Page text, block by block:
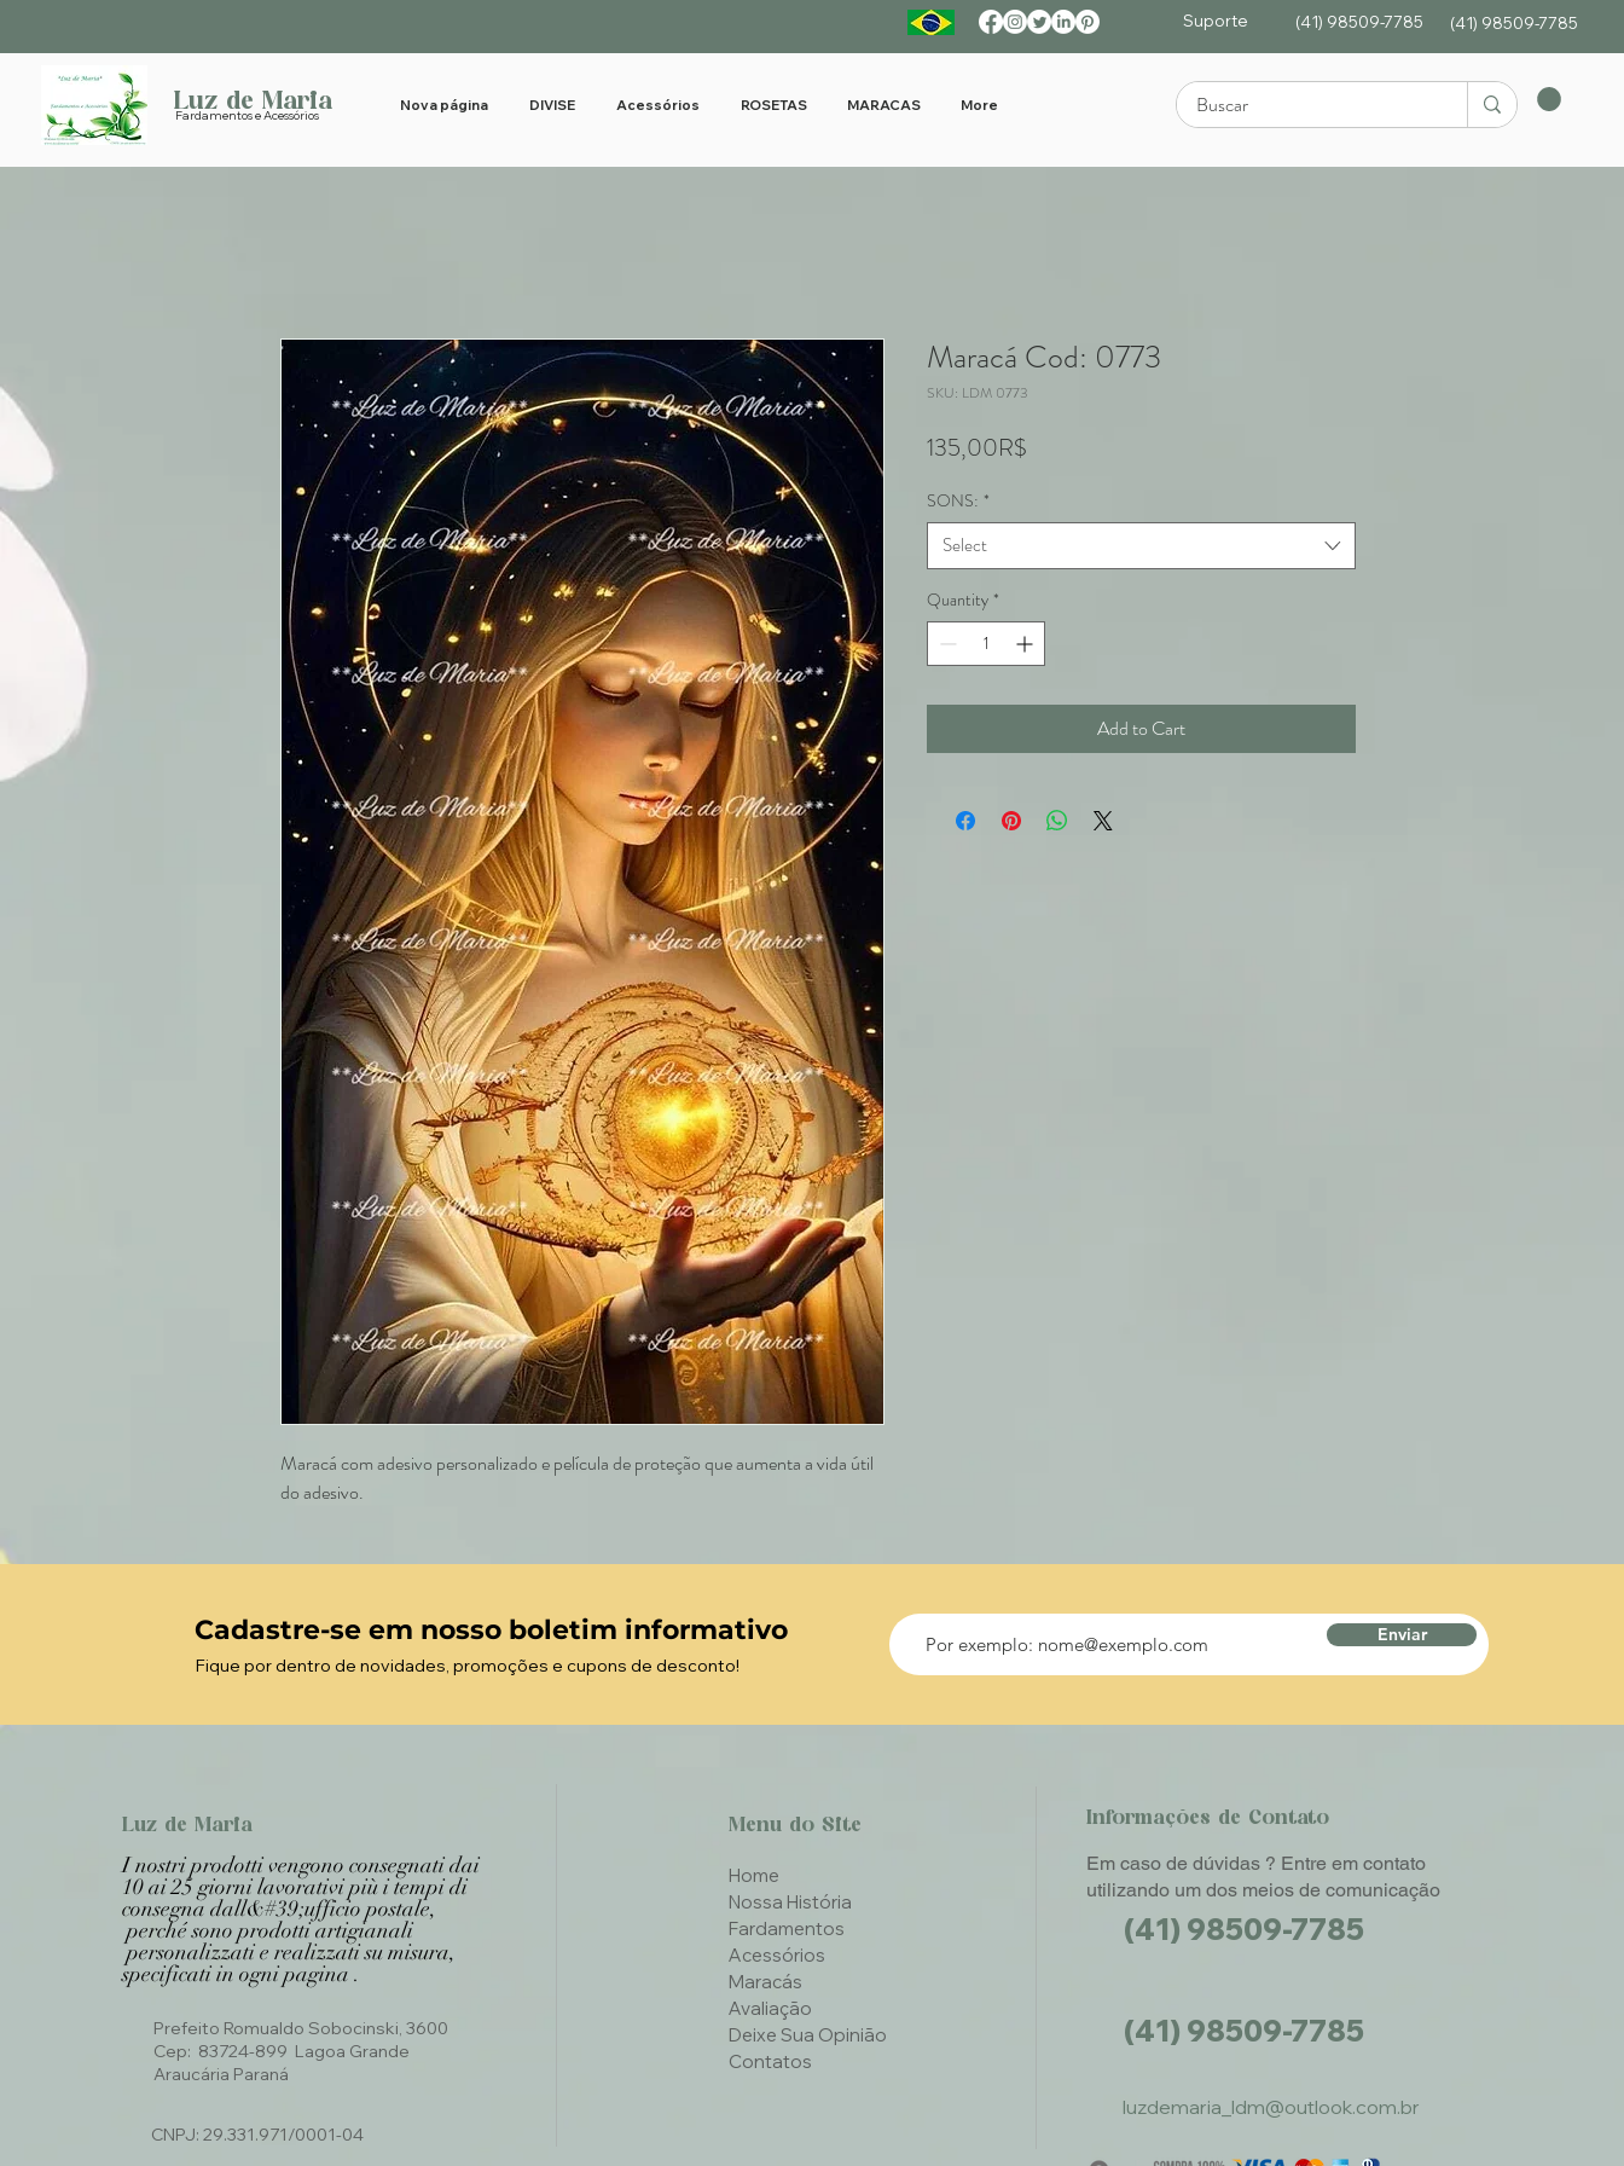
Suporte (41) 98509-7785 (41) 98509-7785
Luz de Maria
Fardamentos e Acessórios
Nova página DIVISE Acessórios ROSETAS MARACAS More
Maracá com adesivo personalizado e película de proteção que aumenta a vida útil
do adesivo.
Maracá Cod: 0773
SKU: LDM 0773
135,00R$
SONS: *
Select
Quantity *
Add to Cart
Cadastre-se em nosso boletim informativo
Fique por dentro de novidades, promoções e cupons de desconto!
Enviar
Luz de Maria
I nostri prodotti vengono consegnati dai
10 ai 25 giorni lavorativi più i tempi di
consegna dall&#39;ufficio postale,
perché sono prodotti artigianali
personalizzati e realizzati su misura,
specificati in ogni pagina .
Prefeito Romualdo Sobocinski, 3600
Cep: 83724-899 Lagoa Grande
Araucária Paraná
CNPJ: 29.331.971/0001-04
Menu do Site
Home
Nossa História
Fardamentos
Acessórios
Maracás
Avaliação
Deixe Sua Opinião
Contatos
Informações de Contato
Em caso de dúvidas ? Entre em contato
utilizando um dos meios de comunicação
(41) 98509-7785
(41) 98509-7785
luzdemaria_ldm@outlook.com.br